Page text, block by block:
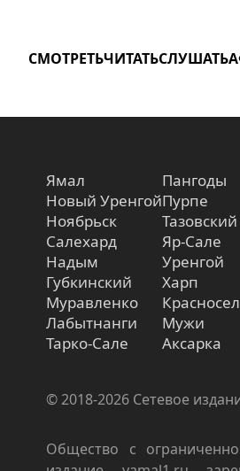
СМОТРЕТЬЧИТАТЬСЛУШАТЬ
Ямал
Новый Уренгой
Ноябрьск
Салехард
Надым
Губкинский
Муравленко
Лабытнанги
Тарко-Сале
Пангоды
Пурпе
Тазовский
Яр-Сале
Уренгой
Харп
Мужи
Аксарка
© 2018-2026 Сетевое
Общество с